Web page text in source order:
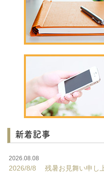
新着記事
2026.08.08
2026/8/8 残暑お見舞い申し